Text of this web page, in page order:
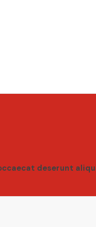
deserunt